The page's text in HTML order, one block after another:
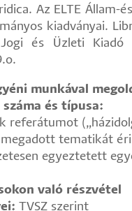
Az ELTE Állam-
kiadványai.
Jogi és Üzleti Kiadó
munkával
és típusa:
referátumot
tematikát
egyeztetett
való részvétel
TVSZ szerint